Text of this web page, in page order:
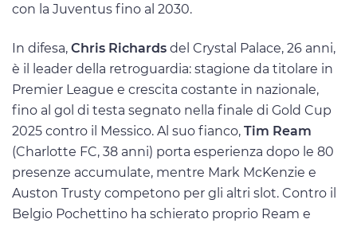
con la Juventus fino al 2030.
In difesa, Chris Richards del Crystal Palace, 26 anni,
è il leader della retroguardia: stagione da titolare in
Premier League e crescita costante in nazionale,
fino al gol di testa segnato nella finale di Gold Cup
2025 contro il Messico. Al suo fianco, Tim Ream
(Charlotte FC, 38 anni) porta esperienza dopo le 80
presenze accumulate, mentre Mark McKenzie e
Auston Trusty competono per gli altri slot. Contro il
Belgio Pochettino ha schierato proprio Ream e